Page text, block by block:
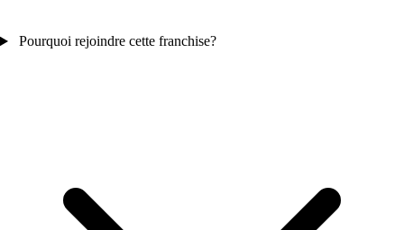
Pourquoi rejoindre cette franchise?